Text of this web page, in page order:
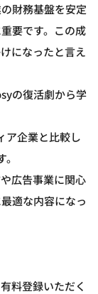
財務基盤を安定
要です。この成
になったと言え
の復活劇から学
ア企業と比較し
広告事業に関心
適な内容になっ
料登録いただく